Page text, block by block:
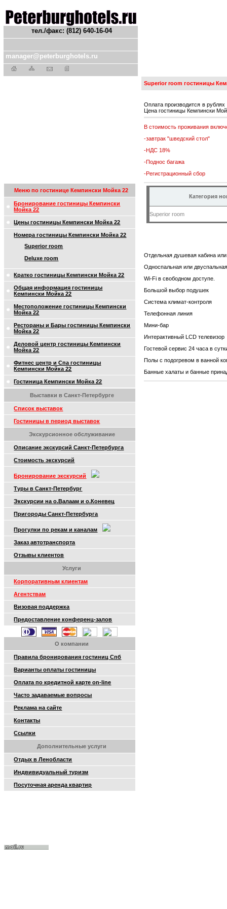
тел./факс: (812) 640-16-04
manager@peterburghotels.ru
Меню по гостинице Кемпински Мойка 22
Бронирование гостиницы Кемпински
Мойка 22
Цены гостиницы Кемпински Мойка 22
Номера гостиницы Кемпински Мойка 22
Superior room
Deluxe room
Кратко гостиницы Кемпински Мойка 22
Общая информация гостиницы
Кемпински Мойка 22
Местоположение гостиницы Кемпински
Мойка 22
Рестораны и Бары гостиницы Кемпински
Мойка 22
Деловой центр гостиницы Кемпински
Мойка 22
Фитнес центр и Спа гостиницы
Кемпински Мойка 22
Гостиница Кемпински Мойка 22
Выставки в Санкт-Петербурге
Список выставок
Гостиницы в период выставок
Экскурсионное обслуживание
Описание экскурсий Санкт-Петербурга
Стоимость экскурсий
Бронирование экскурсий
Туры в Санкт-Петербург
Экскурсии на о.Валаам и о.Коневец
Пригороды Санкт-Петербурга
Прогулки по рекам и каналам
Заказ автотранспорта
Отзывы клиентов
Услуги
Корпоративным клиентам
Агентствам
Визовая поддержка
Предоставление конференц-залов
О компании
Правила бронирования гостиниц Спб
Варианты оплаты гостиницы
Оплата по кредитной карте on-line
Часто задаваемые вопросы
Реклама на сайте
Контакты
Ссылки
Дополнительные услуги
Отдых в Ленобласти
Индвивидуальный туризм
Посуточная аренда квартир
Superior room гостиницы
Оплата производится в
Цена гостиницы Кемпински
В стоимость проживания
-завтрак "шведский стол"
-НДС 18%
-Поднос багажа
-Регистрационный сбор
Категория
Superior room
Отдельная душевая кабина
Односпальная или
Wi-Fi в свободном доступе.
Большой выбор подушек
Система климат-контроля
Телефонная линия
Мини-бар
Интерактивный LCD телевизор
Гостевой сервис 24 часа в
Полы с подогревом в ванной
Банные халаты и банные